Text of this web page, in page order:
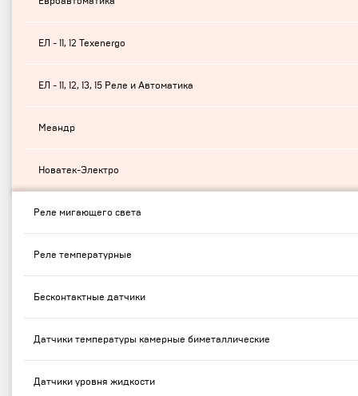
ЕЛ - 11, 12 Texenergo
ЕЛ - 11, 12, 13, 15 Реле и Автоматика
Меандр
Новатек-Электро
Реле мигающего света
Реле температурные
Бесконтактные датчики
Датчики температуры камерные биметаллические
Датчики уровня жидкости